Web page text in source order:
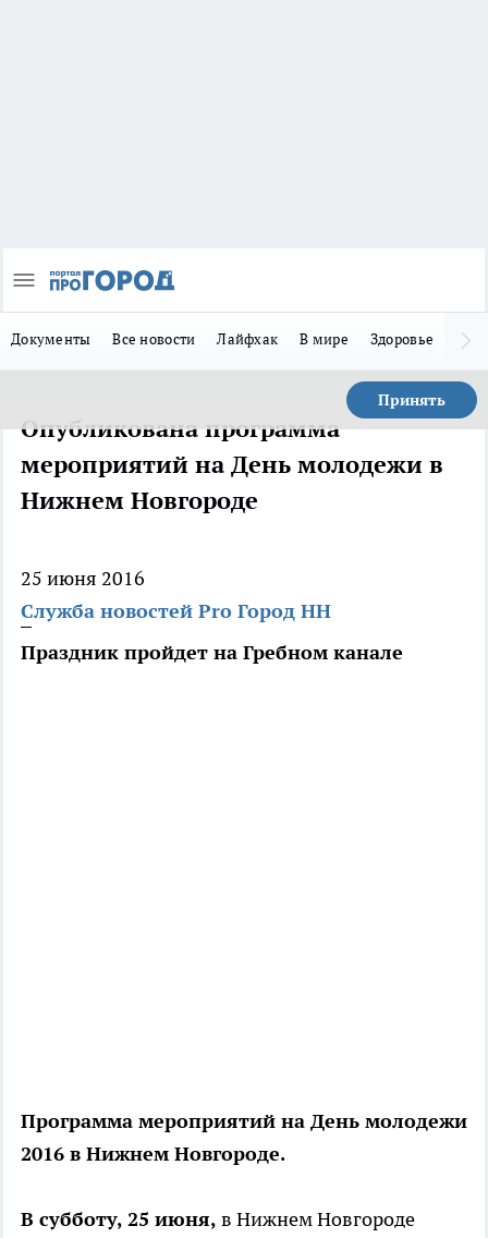
Документы Все новости Лайфхак В мире Здоровье
Принять
Опубликована программа
мероприятий на День молодежи в
Нижнем Новгороде
25 июня 2016
Служба новостей Pro Город НН
Праздник пройдет на Гребном канале
Программа мероприятий на День молодежи
2016 в Нижнем Новгороде.
В субботу, 25 июня, в Нижнем Новгороде